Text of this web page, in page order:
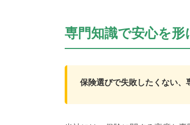
専門知識で安心を
保険選びで失敗したくない、